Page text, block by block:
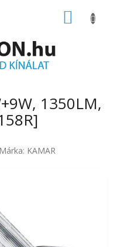
KOSÁR
1350LM,
Márka: KAMAR